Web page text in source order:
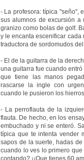
- La profesora: típica "seño",
sus alumnos de excursión a
granizo como bolas de golf.
y le encanta escenificar
traductora de sordomudos
- El de la guitarra de la
una guitarra fue cuando
que tiene las manos
rascarse la ingle con
cuando le pusieron los
- La perroflauta de la
flauta. De hecho, en los
embuchado y ni se enteró.
típica que te intenta vender
sapos de la suerte, hadas
cuando lo ves lo primero
contando? ¡¡Que tienes 60